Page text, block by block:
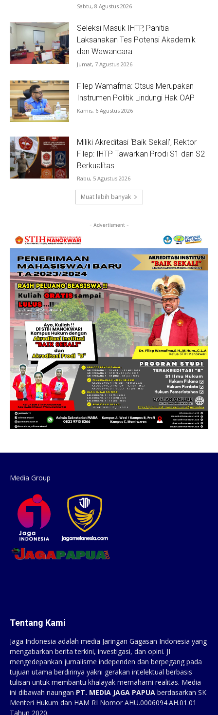
Sabtu, 8 Agustus 2026
Seleksi Masuk IHTP, Panitia
Laksanakan Tes Potensi Akademik
dan Wawancara
Jumat, 7 Agustus 2026
Filep Wamafma: Otsus Merupakan
Instrumen Politik Lindungi Hak OAP
Kamis, 6 Agustus 2026
Miliki Akreditasi ‘Baik Sekali’, Rektor
Filep: IHTP Tawarkan Prodi S1 dan S2
Berkualitas
Rabu, 5 Agustus 2026
Muat lebih banyak
- Advertisment -
Media Group
Tentang Kami
Jaga Indonesia adalah media Jaringan Gagasan Indonesia yang
mengabarkan berita terkini, investigasi, dan opini. JI
mengedepankan jurnalisme independen dan berpegang pada
tujuan utama berdirinya yakni gerakan intelektual berbasis
tulisan untuk membantu khalayak memahami realitas. Media
ini dibawah naungan PT. MEDIA JAGA PAPUA berdasarkan SK
Menteri Hukum dan HAM RI Nomor AHU.0006094.AH.01.01
Tahun 2020.